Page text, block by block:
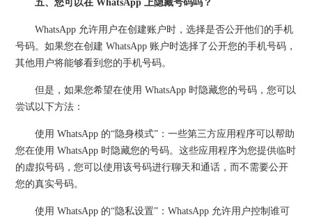
五、您可以在 WhatsApp 上隐藏号码吗？
WhatsApp 允许用户在创建账户时，选择是否公开他们的手机
号码。如果您在创建 WhatsApp 账户时选择了公开您的手机号码，
其他用户将能够看到您的手机号码。
但是，如果您希望在使用 WhatsApp 时隐藏您的号码，您可以
尝试以下方法：
使用 WhatsApp 的“隐身模式”：一些第三方应用程序可以帮助
您在使用 WhatsApp 时隐藏您的号码。这些应用程序为您提供临时
的虚拟号码，您可以使用该号码进行聊天和通话，而不需要公开
您的真实号码。
使用 WhatsApp 的“隐私设置”：WhatsApp 允许用户控制谁可